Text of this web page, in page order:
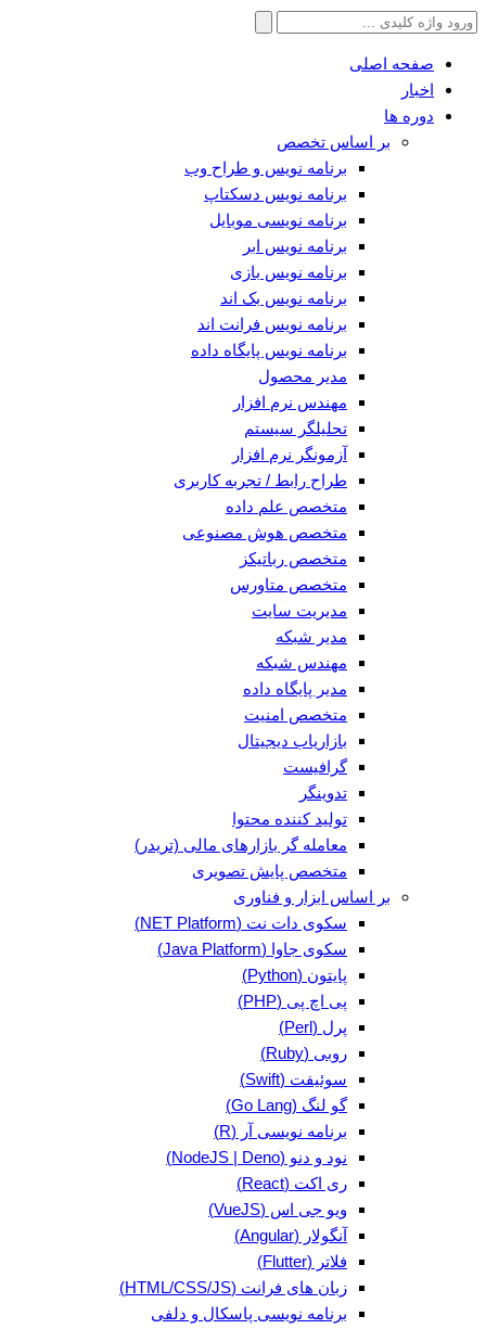
جستجو
صفحه اصلی
اخبار
دوره ها
بر اساس تخصص
برنامه نویس و طراح وب
برنامه نویس دسکتاپ
برنامه نویسی موبایل
برنامه نویس ابر
برنامه نویس بازی
برنامه نویس بک اند
برنامه نویس فرانت اند
برنامه نویس پایگاه داده
مدیر محصول
مهندس نرم افزار
تحلیلگر سیستم
آزمونگر نرم افزار
طراح رابط / تجربه کاربری
متخصص علم داده
متخصص هوش مصنوعی
متخصص رباتیکز
متخصص متاورس
مدیریت سایت
مدیر شبکه
مهندس شبکه
مدیر پایگاه داده
متخصص امنیت
بازاریاب دیجیتال
گرافیست
تدوینگر
تولید کننده محتوا
معامله گر بازارهای مالی (تریدر)
متخصص پایش تصویری
بر اساس ابزار و فناوری
سکوی دات نت (NET Platform)
سکوی جاوا (Java Platform)
پایتون (Python)
پی اچ پی (PHP)
پرل (Perl)
روبی (Ruby)
سوئیفت (Swift)
گو لنگ (Go Lang)
برنامه نویسی آر (R)
نود و دنو (NodeJS | Deno)
ری اکت (React)
ویو جی اس (VueJS)
آنگولار (Angular)
فلاتر (Flutter)
زبان های فرانت (HTML/CSS/JS)
برنامه نویسی پاسکال و دلفی